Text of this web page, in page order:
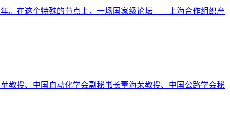
。在这个特殊的节点上，一场国家级论坛——上海合作组织产
教授、中国自动化学会副秘书长董海荣教授、中国公路学会秘